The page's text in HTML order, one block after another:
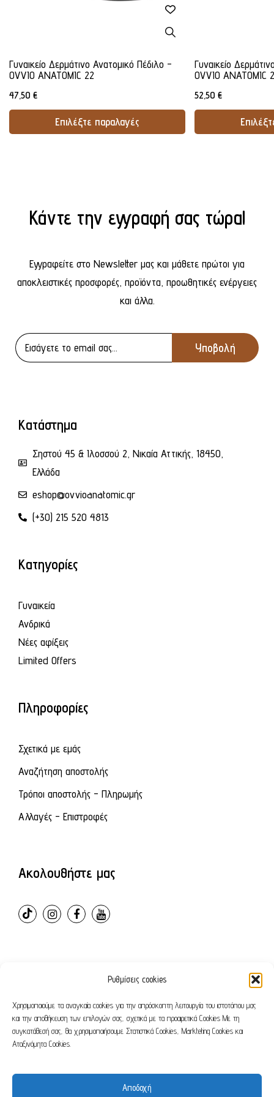
Ρυθμίσεις cookies
Χρησιμοποιούμε τα αναγκαία cookies για την απρόσκοπτη λειτουργία του ιστοτόπου μας
και την αποθήκευση των επιλογών σας, σχετικά με τα προαιρετικά Cookies Με τη
συγκατάθεσή σας, θα χρησιμοποιήσουμε Στατιστικά Cookies, Markteting Cookies και
Αταξινόμητα Cookies.
Αποδοχή
Γυναικείο Δερμάτινο Ανατομικό Πέδιλο -
OVVIO ANATOMIC 22
47,50 €
Επιλέξτε παραλαγές
Γυναικείο
OVVIO ANATOMIC
52,50 €
Κάντε την εγγραφή σας τώρα!
Εγγραφείτε στο Newsletter μας και μάθετε πρώτοι για
αποκλειστικές προσφορές, προϊόντα, προωθητικές ενέργειες
και άλλα.
Κατάστημα
Σηστού 45 & Ιλοσσού 2, Νικαία Αττικής, 18450,
Ελλάδα
eshop@ovvioanatomic.gr
(+30) 215 520 4813
Κατηγορίες
Γυναικεία
Ανδρικά
Νέες αφίξεις
Limited Offers
Πληροφορίες
Σχετικά με εμάς
Αναζήτηση αποστολής
Τρόποι αποστολής - Πληρωμής
Αλλαγές - Επιστροφές
Ακολουθήστε μας
© 2024 – ovvioanatomic. All Rights Reserved. E-shop
developed by Webleaders.gr